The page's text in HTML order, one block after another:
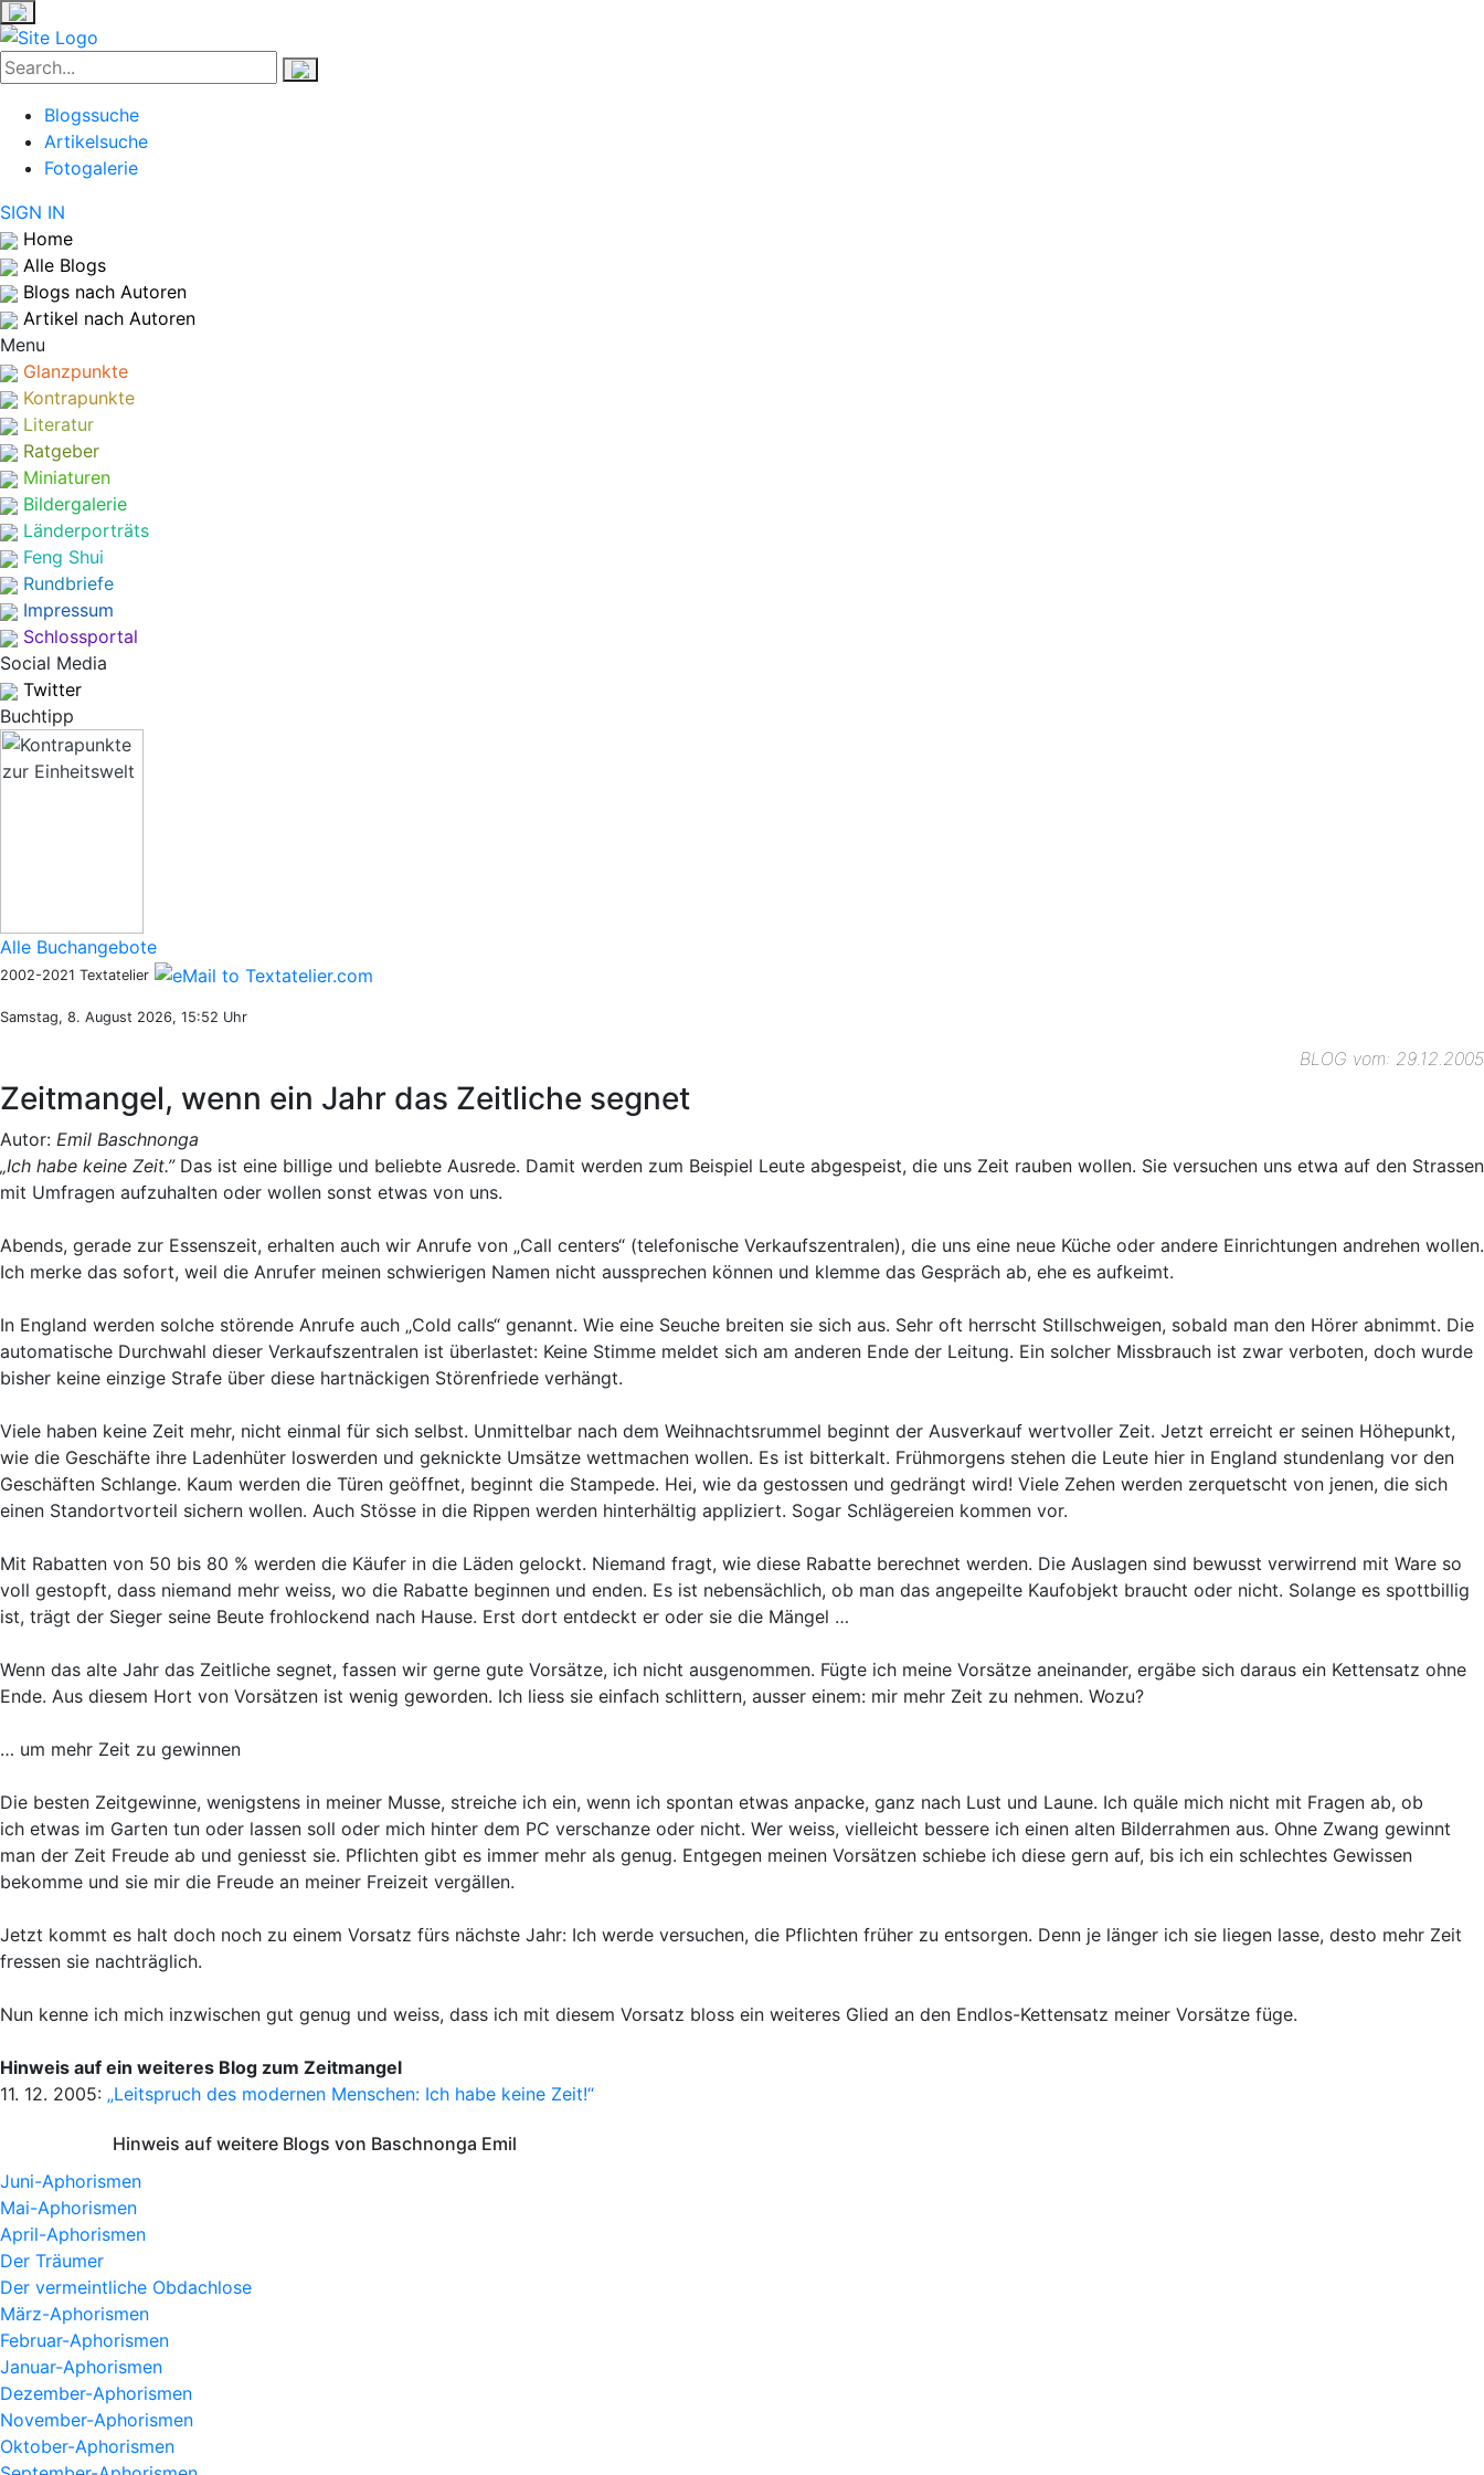
Blogssuche
Artikelsuche
Fotogalerie
SIGN IN
Home
Alle Blogs
Blogs nach Autoren
Artikel nach Autoren
Menu
Glanzpunkte
Kontrapunkte
Literatur
Ratgeber
Miniaturen
Bildergalerie
Länderporträts
Feng Shui
Rundbriefe
Impressum
Schlossportal
Social Media
Twitter
Buchtipp
Alle Buchangebote
2002-2021 Textatelier
Samstag, 8. August 2026, 15:52 Uhr
BLOG vom: 29.12.2005
Zeitmangel, wenn ein Jahr das Zeitliche segnet
Autor: Emil Baschnonga
„Ich habe keine Zeit.”Das ist eine billige und beliebte Ausrede. Damit werden zum Beispiel Leute abgespeist, die uns Zeit rauben wollen. Sie versuchen uns etwa auf den Strassen
mit Umfragen aufzuhalten oder wollen sonst etwas von uns.
Abends, gerade zur Essenszeit, erhalten auch wir Anrufe von „Call centers“ (telefonische Verkaufszentralen), die uns eine neue Küche oder andere Einrichtungen andrehen wollen.
Ich merke das sofort, weil die Anrufer meinen schwierigen Namen nicht aussprechen können und klemme das Gespräch ab, ehe es aufkeimt.
In England werden solche störende Anrufe auch „Cold calls“ genannt. Wie eine Seuche breiten sie sich aus. Sehr oft herrscht Stillschweigen, sobald man den Hörer abnimmt. Die
automatische Durchwahl dieser Verkaufszentralen ist überlastet: Keine Stimme meldet sich am anderen Ende der Leitung. Ein solcher Missbrauch ist zwar verboten, doch wurde
bisher keine einzige Strafe über diese hartnäckigen Störenfriede verhängt.
Viele haben keine Zeit mehr, nicht einmal für sich selbst. Unmittelbar nach dem Weihnachtsrummel beginnt der Ausverkauf wertvoller Zeit. Jetzt erreicht er seinen Höhepunkt,
wie die Geschäfte ihre Ladenhüter loswerden und geknickte Umsätze wettmachen wollen. Es ist bitterkalt. Frühmorgens stehen die Leute hier in England stundenlang vor den
Geschäften Schlange. Kaum werden die Türen geöffnet, beginnt die Stampede. Hei, wie da gestossen und gedrängt wird! Viele Zehen werden zerquetscht von jenen, die sich
einen Standortvorteil sichern wollen. Auch Stösse in die Rippen werden hinterhältig appliziert. Sogar Schlägereien kommen vor.
Mit Rabatten von 50 bis 80 % werden die Käufer in die Läden gelockt. Niemand fragt, wie diese Rabatte berechnet werden. Die Auslagen sind bewusst verwirrend mit Ware so
voll gestopft, dass niemand mehr weiss, wo die Rabatte beginnen und enden. Es ist nebensächlich, ob man das angepeilte Kaufobjekt braucht oder nicht. Solange es spottbillig
ist, trägt der Sieger seine Beute frohlockend nach Hause. Erst dort entdeckt er oder sie die Mängel …
Wenn das alte Jahr das Zeitliche segnet, fassen wir gerne gute Vorsätze, ich nicht ausgenommen. Fügte ich meine Vorsätze aneinander, ergäbe sich daraus ein Kettensatz ohne
Ende. Aus diesem Hort von Vorsätzen ist wenig geworden. Ich liess sie einfach schlittern, ausser einem: mir mehr Zeit zu nehmen. Wozu?
… um mehr Zeit zu gewinnen
Die besten Zeitgewinne, wenigstens in meiner Musse, streiche ich ein, wenn ich spontan etwas anpacke, ganz nach Lust und Laune. Ich quäle mich nicht mit Fragen ab, ob
ich etwas im Garten tun oder lassen soll oder mich hinter dem PC verschanze oder nicht. Wer weiss, vielleicht bessere ich einen alten Bilderrahmen aus. Ohne Zwang gewinnt
man der Zeit Freude ab und geniesst sie. Pflichten gibt es immer mehr als genug. Entgegen meinen Vorsätzen schiebe ich diese gern auf, bis ich ein schlechtes Gewissen
bekomme und sie mir die Freude an meiner Freizeit vergällen.
Jetzt kommt es halt doch noch zu einem Vorsatz fürs nächste Jahr: Ich werde versuchen, die Pflichten früher zu entsorgen. Denn je länger ich sie liegen lasse, desto mehr Zeit
fressen sie nachträglich.
Nun kenne ich mich inzwischen gut genug und weiss, dass ich mit diesem Vorsatz bloss ein weiteres Glied an den Endlos-Kettensatz meiner Vorsätze füge.
Hinweis auf ein weiteres Blog zum Zeitmangel
11. 12. 2005: „Leitspruch des modernen Menschen: Ich habe keine Zeit!“
Hinweis auf weitere Blogs von Baschnonga Emil
Juni-Aphorismen
Mai-Aphorismen
April-Aphorismen
Der Träumer
Der vermeintliche Obdachlose
März-Aphorismen
Februar-Aphorismen
Januar-Aphorismen
Dezember-Aphorismen
November-Aphorismen
Oktober-Aphorismen